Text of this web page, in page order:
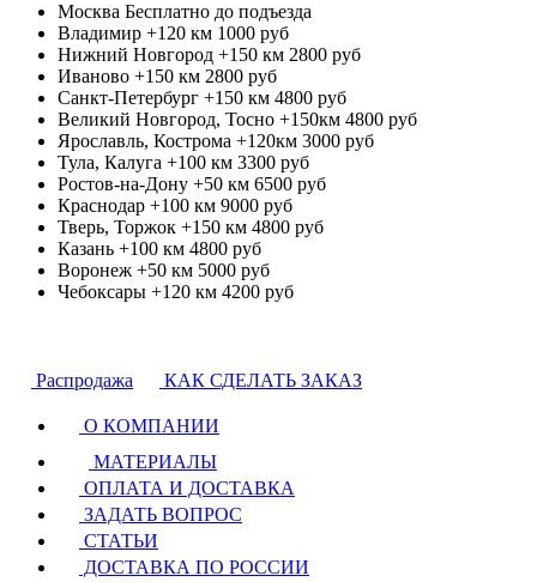
Москва Бесплатно до подъезда
Владимир +120 км 1000 руб
Нижний Новгород +150 км 2800 руб
Иваново +150 км 2800 руб
Санкт-Петербург +150 км 4800 руб
Великий Новгород, Тосно +150км 4800 руб
Ярославль, Кострома +120км 3000 руб
Тула, Калуга +100 км 3300 руб
Ростов-на-Дону +50 км 6500 руб
Краснодар +100 км 9000 руб
Тверь, Торжок +150 км 4800 руб
Казань +100 км 4800 руб
Воронеж +50 км 5000 руб
Чебоксары +120 км 4200 руб
Распродажа КАК СДЕЛАТЬ ЗАКАЗ
О КОМПАНИИ
МАТЕРИАЛЫ
ОПЛАТА И ДОСТАВКА
ЗАДАТЬ ВОПРОС
СТАТЬИ
ДОСТАВКА ПО РОССИИ